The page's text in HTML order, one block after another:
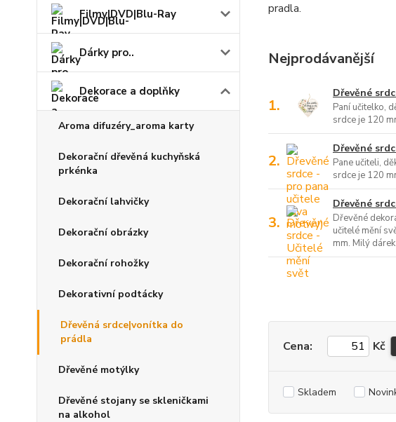
Filmy|DVD|Blu-Ray
Dárky pro..
Dekorace a doplňky
Aroma difuzéry_aroma karty
Dekorační dřevěná kuchyňská
prkénka
Dekorační lahvičky
Dekorační obrázky
Dekorační rohožky
Dekorativní podtácky
Dřevěná srdce|vonítka do
prádla
Dřevěné motýlky
Dřevěné stojany se skleničkami
na alkohol
pradla.
Nejprodávanější
1.
Dřevěné
Paní učitelko,
srdce je 120
2.
Dřevěné
Pane učiteli,
srdce je 120
3.
Dřevěné
Dřevěné
učitelé mění
mm. Milý
Cena: Kč
Skladem